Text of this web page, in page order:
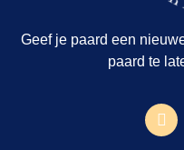
Geef je paard een
paard te